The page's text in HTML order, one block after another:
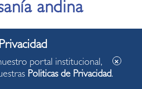
andina
portal institucional,
Politicas de Privacidad.